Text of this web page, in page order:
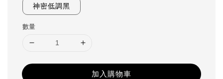
神密低調黑
數量
加入購物車